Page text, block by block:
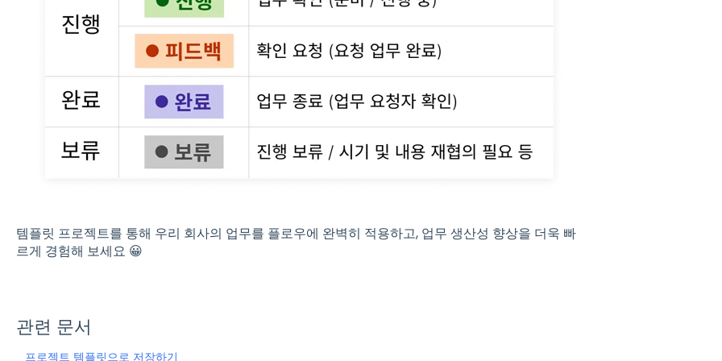
템플릿 프로젝트를 통해 우리 회사의 업무를 플로우에 완벽히 적용하고, 업무 생산성 향상을 더욱 빠
르게 경험해 보세요 😀
관련 문서
프로젝트 템플릿으로 저장하기